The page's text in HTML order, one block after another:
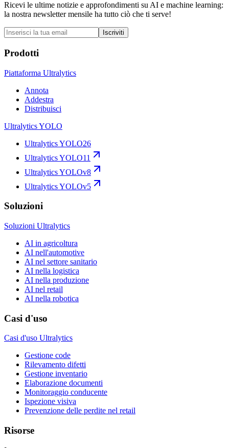
Ricevi le ultime notizie e approfondimenti su AI e machine learning:
la nostra newsletter mensile ha tutto ciò che ti serve!
Iscriviti
Prodotti
Piattaforma Ultralytics
Annota
Addestra
Distribuisci
Ultralytics YOLO
Ultralytics YOLO26
Ultralytics YOLO11
Ultralytics YOLOv8
Ultralytics YOLOv5
Soluzioni
Soluzioni Ultralytics
AI in agricoltura
AI nell'automotive
AI nel settore sanitario
AI nella logistica
AI nella produzione
AI nel retail
AI nella robotica
Casi d'uso
Casi d'uso Ultralytics
Gestione code
Rilevamento difetti
Gestione inventario
Elaborazione documenti
Monitoraggio conducente
Ispezione visiva
Prevenzione delle perdite nel retail
Risorse